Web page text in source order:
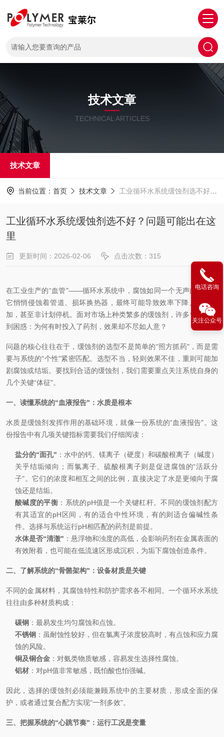
技术文章
TECHNICAL ARTICLES
技术文章
当前位置： 首页 技术文章 工业循环水系统缓蚀剂选不好？问题可能出在这里
工业循环水系统缓蚀剂选不好？问题可能出在这
里
更新时间：2026-02-06 点击次数：315
在工业生产的“血管"——循环水系统中，腐蚀如同一个无声的隐患。
它悄悄侵蚀着管道、损坏换热器，最终可能导致效率下降、能耗增
加，甚至非计划停机。面对市场上种类繁多的缓蚀剂，许多管理者感
到困惑：为何有时投入了药剂，效果却不尽如人意？
问题的核心往往在于，缓蚀剂的选型不是简单的“照方抓药"，而是需
要与系统的“个性"紧密匹配。选型不当，轻则效果不佳，重则可能加
剧腐蚀或结垢。要找到合适的缓蚀剂，我们需要重点关注系统自身的
几个关键“体征"。
一、读懂系统的“血液报告"：水质是根本
水质是缓蚀剂发挥作用的基础环境，就像一份系统的“血液报告"。这
份报告中有几项关键指标需要我们仔细阅读：
盐分的“面孔" ：水中的钙、镁离子（硬度）和碳酸根离子（碱度）
关乎结垢倾向；而氯离子、硫酸根离子则是促进腐蚀的“活跃分
子"。它们的浓度和相互之间的比例，直接决定了水是更倾向于腐
蚀还是结垢。
酸碱度的平衡 ：系统的pH值是一个关键杠杆。不同的缓蚀剂配方
有其适宜的pH区间，有的适合中性环境，有的则适合偏碱性条
件。选择与系统运行pH相匹配的药剂是前提。
水体是否“清澈" ：悬浮物和浊度的高低，会影响药剂在金属表面的
有效附着，也可能在低流速区形成沉积，为垢下腐蚀创造条件。
二、了解系统的“骨骼架构"：设备材质是关键
不同的金属材料，其腐蚀特性和防护需求各不相同。一个循环水系统
往往由多种材质构成：
碳钢 ：最易发生均匀腐蚀和点蚀。
不锈钢 ：虽耐蚀性较好，但在氯离子浓度较高时，有点蚀和应力腐
蚀的风险。
铜及铜合金 ：对氨类物质敏感，容易发生选择性腐蚀。
铝材 ：对pH值非常敏感，既怕酸也怕强碱。
因此，选择的缓蚀剂必须能兼顾系统中的主要材质，形成全面的保
护，或者通过复合配方实现“一剂多效"。
三、把握系统的“心跳节奏"：运行工况是变量
电话咨询
关注公众号